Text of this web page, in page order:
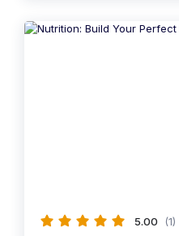
5.00 (1)